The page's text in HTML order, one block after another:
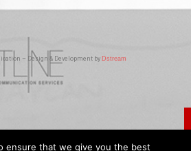
– Design & Development by Dstream
ensure that we give you the best